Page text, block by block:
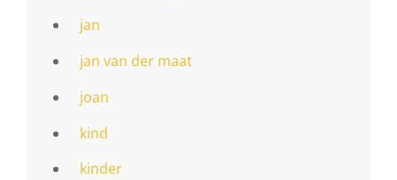
jan
jan van der maat
joan
kind
kinder